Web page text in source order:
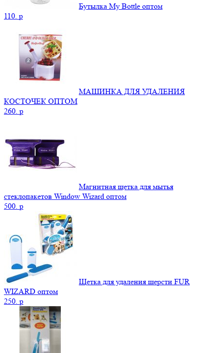
Бутылка My Bottle оптом
110. p
МАШИНКА ДЛЯ УДАЛЕНИЯ
КОСТОЧЕК ОПТОМ
260. p
Магнитная щетка для мытья
стеклопакетов Window Wizard оптом
500. p
Щетка для удаления шерсти FUR
WIZARD оптом
250. p